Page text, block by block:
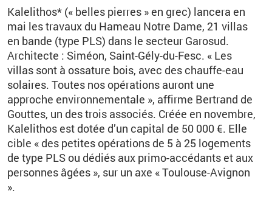
Kalelithos* (« belles pierres » en grec) lancera en
mai les travaux du Hameau Notre Dame, 21 villas
en bande (type PLS) dans le secteur Garosud.
Architecte : Siméon, Saint-Gély-du-Fesc. « Les
villas sont à ossature bois, avec des chauffe-eau
solaires. Toutes nos opérations auront une
approche environnementale », affirme Bertrand de
Gouttes, un des trois associés. Créée en novembre,
Kalelithos est dotée d’un capital de 50 000 €. Elle
cible « des petites opérations de 5 à 25 logements
de type PLS ou dédiés aux primo-accédants et aux
personnes âgées », sur un axe « Toulouse-Avignon
».